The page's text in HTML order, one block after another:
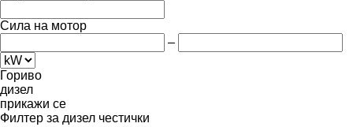
Сила на мотор
–
Гориво
дизел
прикажи се
Филтер за дизел честички